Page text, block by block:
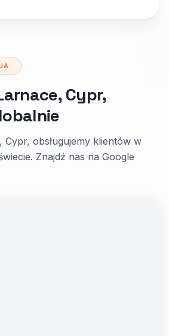
Cypr,
Cypr, obsługujemy klientów w
Znajdź nas na Google